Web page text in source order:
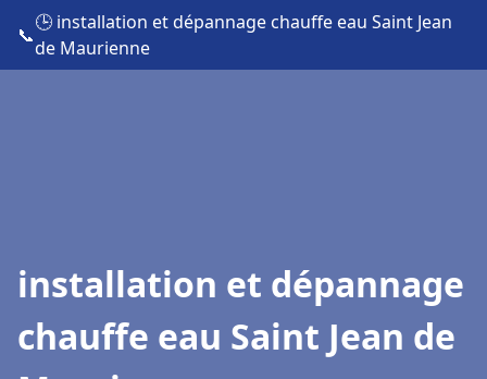
📞
🕒 installation et dépannage chauffe eau Saint Jean
de Maurienne
installation et dépannage
chauffe eau Saint Jean de